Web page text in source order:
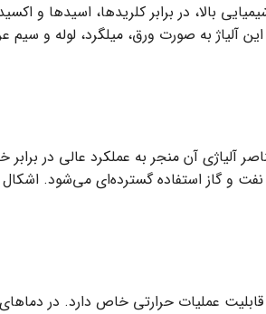
آلیاژ به صورت ورق، میلگرد، لوله و
آلیاژی آن منجر به عملکرد عالی در